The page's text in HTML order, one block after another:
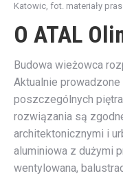
Katowic, fot. materiały
O ATAL
Budowa wieżowca
Aktualnie
poszczególnych
rozwiązania są
architektonicznymi i
aluminiowa z dużymi
wentylowana,